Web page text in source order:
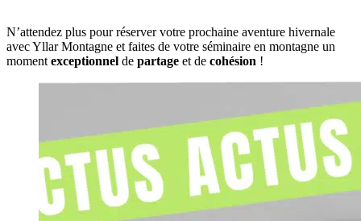
N’attendez plus pour réserver votre prochaine aventure hivernale
avec Yllar Montagne et faites de votre séminaire en montagne un
moment exceptionnel de partage et de cohésion !